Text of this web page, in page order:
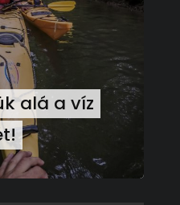
alá a víz